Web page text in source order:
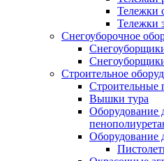
Тележки
Тележки
Снегоуборочное
Строительное
Cтроительные
Вышки тура
Оборудование
Оборудование